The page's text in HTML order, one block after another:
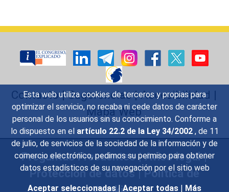
Esta web utiliza cookies de terceros y propias para
optimizar el servicio, no recaba ni cede datos de carácter
personal de los usuarios sin su conocimiento. Conforme a
lo dispuesto en el artículo 22.2 de la Ley 34/2002 , de 11
de julio, de servicios de la sociedad de la información y de
comercio electrónico, pedimos su permiso para obtener
datos estadísticos de su navegación por el sitio web
Aceptar seleccionadas | Aceptar todas | Más
Contacto|Sugerencias|Accesibilidad |
Mapa Web
Preguntas Frecuentes|Aviso legal|
Protección de datos|Política de